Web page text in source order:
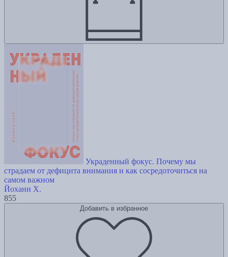
Украденный фокус. Почему мы
страдаем от дефицита внимания и как сосредоточиться на
самом важном
Йоханн Х.
855
Добавить в избранное